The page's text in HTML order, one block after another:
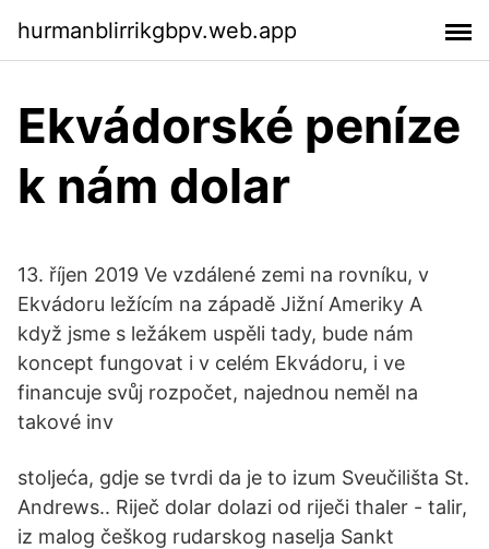
hurmanblirrikgbpv.web.app
Ekvádorské peníze
k nám dolar
13. říjen 2019 Ve vzdálené zemi na rovníku, v
Ekvádoru ležícím na západě Jižní Ameriky A
když jsme s ležákem uspěli tady, bude nám
koncept fungovat i v celém Ekvádoru, i ve
financuje svůj rozpočet, najednou neměl na
takové inv
stoljeća, gdje se tvrdi da je to izum Sveučilišta St.
Andrews.. Riječ dolar dolazi od riječi thaler - talir,
iz malog češkog rudarskog naselja Sankt